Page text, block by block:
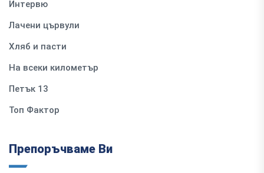
Интервю
Лачени цървули
Хляб и пасти
На всеки километър
Петък 13
Топ Фактор
Препоръчваме Ви